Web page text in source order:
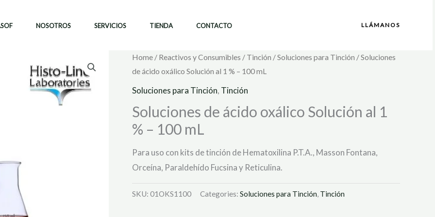
NOSOTROS SERVICIOS TIENDA CONTACTO LLÁMANOS
Home / Reactivos y Consumibles / Tinción /Soluciones para Tinción / Soluciones
de ácido oxálico Solución al 1 % – 100 mL
Soluciones para Tinción, Tinción
Soluciones de ácido oxálico Solución al 1
% – 100 mL
Para uso con kits de tinción de Hematoxilina P.T.A., Masson Fontana,
Orceína, Paraldehído Fucsina y Reticulina.
SKU: 01OKS1100 Categories: Soluciones para Tinción, Tinción